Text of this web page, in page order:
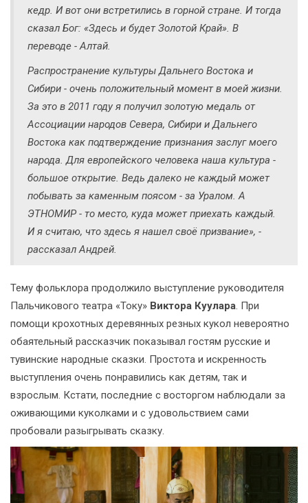
кедр. И вот они встретились в горной стране. И тогда
сказал Бог: «Здесь и будет Золотой Край». В
переводе - Алтай.
Распространение культуры Дальнего Востока и
Сибири - очень положительный момент в моей жизни.
За это в 2011 году я получил золотую медаль от
Ассоциации народов Севера, Сибири и Дальнего
Востока как подтверждение признания заслуг моего
народа. Для европейского человека наша культура -
большое открытие. Ведь далеко не каждый может
побывать за каменным поясом - за Уралом. А
ЭТНОМИР - то место, куда может приехать каждый.
И я считаю, что здесь я нашел своё призвание», -
рассказал Андрей.
Тему фольклора продолжило выступление руководителя
Пальчикового театра «Току» Виктора Куулара. При
помощи крохотных деревянных резных кукол невероятно
обаятельный рассказчик показывал гостям русские и
тувинские народные сказки. Простота и искренность
выступления очень понравились как детям, так и
взрослым. Кстати, последние с восторгом наблюдали за
оживающими куколками и с удовольствием сами
пробовали разыгрывать сказку.